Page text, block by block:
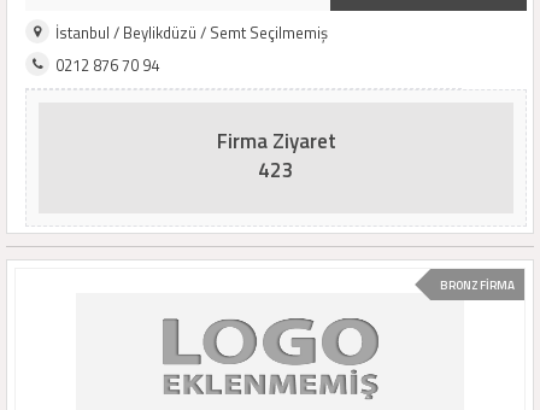
İstanbul / Beylikdüzü / Semt Seçilmemiş
0212 876 70 94
Firma Ziyaret
423
BRONZ FİRMA